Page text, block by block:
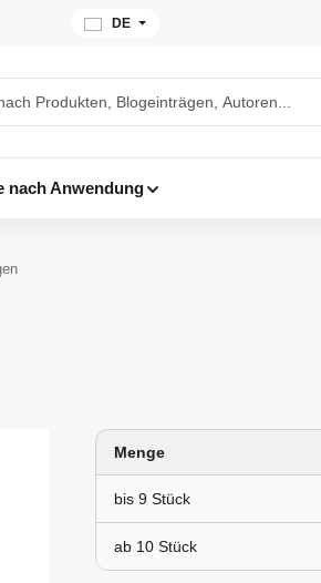
DE
nach Anwendung
Menge
bis 9
ab 10